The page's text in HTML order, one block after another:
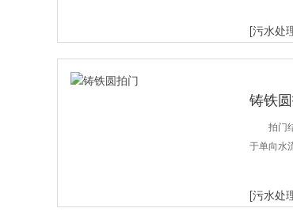
[污水处
铸铁
拍门
于单向水
[污水处